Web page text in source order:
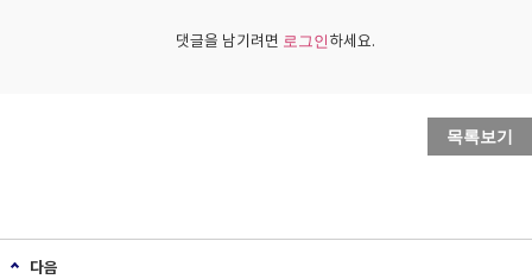
댓글을 남기려면 로그인 하세요.
목록보기
다음